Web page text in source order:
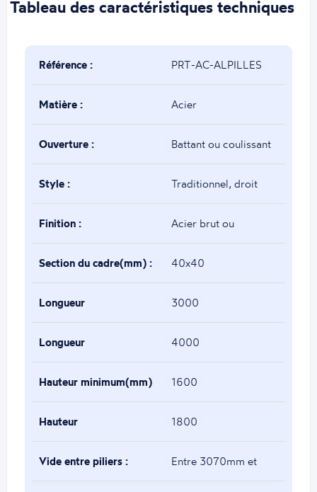
Tableau des caractéristiques techniques
Référence : PRT-AC-ALPILLES
Matière : Acier
Ouverture : Battant ou coulissant
Style : Traditionnel, droit
Finition : Acier brut ou
thermolaqué
Section du cadre(mm) : 40x40
Longueur
minimum(mm) :
3000
Longueur
maximum(mm) :
4000
Hauteur minimum(mm)
:
1600
Hauteur
maximum(mm) :
1800
Vide entre piliers : Entre 3070mm et